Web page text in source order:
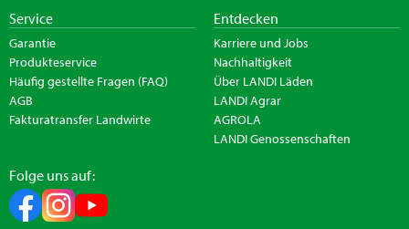
Service
Garantie
Produkteservice
Häufig gestellte Fragen (FAQ)
AGB
Fakturatransfer Landwirte
Entdecken
Karriere und Jobs
Nachhaltigkeit
Über LANDI Läden
LANDI Agrar
AGROLA
LANDI Genossenschaften
Folge uns auf: